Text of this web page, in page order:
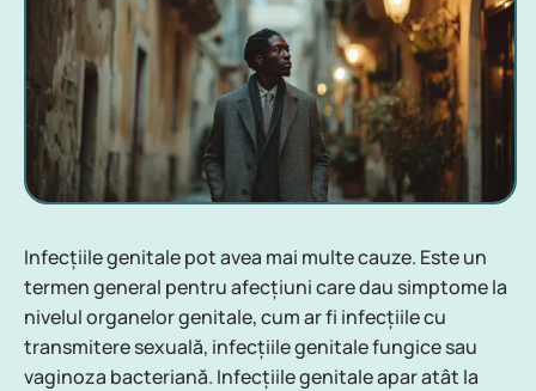
Infecțiile genitale pot avea mai multe cauze. Este un
termen general pentru afecțiuni care dau simptome la
nivelul organelor genitale, cum ar fi infecțiile cu
transmitere sexuală, infecțiile genitale fungice sau
vaginoza bacteriană. Infecțiile genitale apar atât la